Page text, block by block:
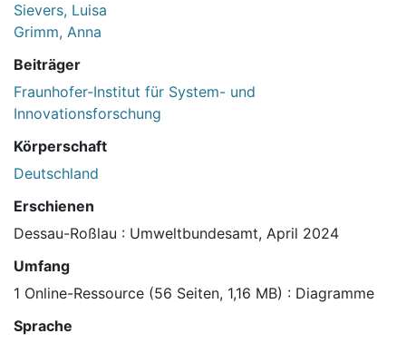
Sievers, Luisa
Grimm, Anna
Beiträger
Fraunhofer-Institut für System- und
Innovationsforschung
Körperschaft
Deutschland
Erschienen
Dessau-Roßlau : Umweltbundesamt, April 2024
Umfang
1 Online-Ressource (56 Seiten, 1,16 MB) : Diagramme
Sprache